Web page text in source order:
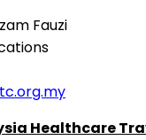
Fauzi
Healthcare